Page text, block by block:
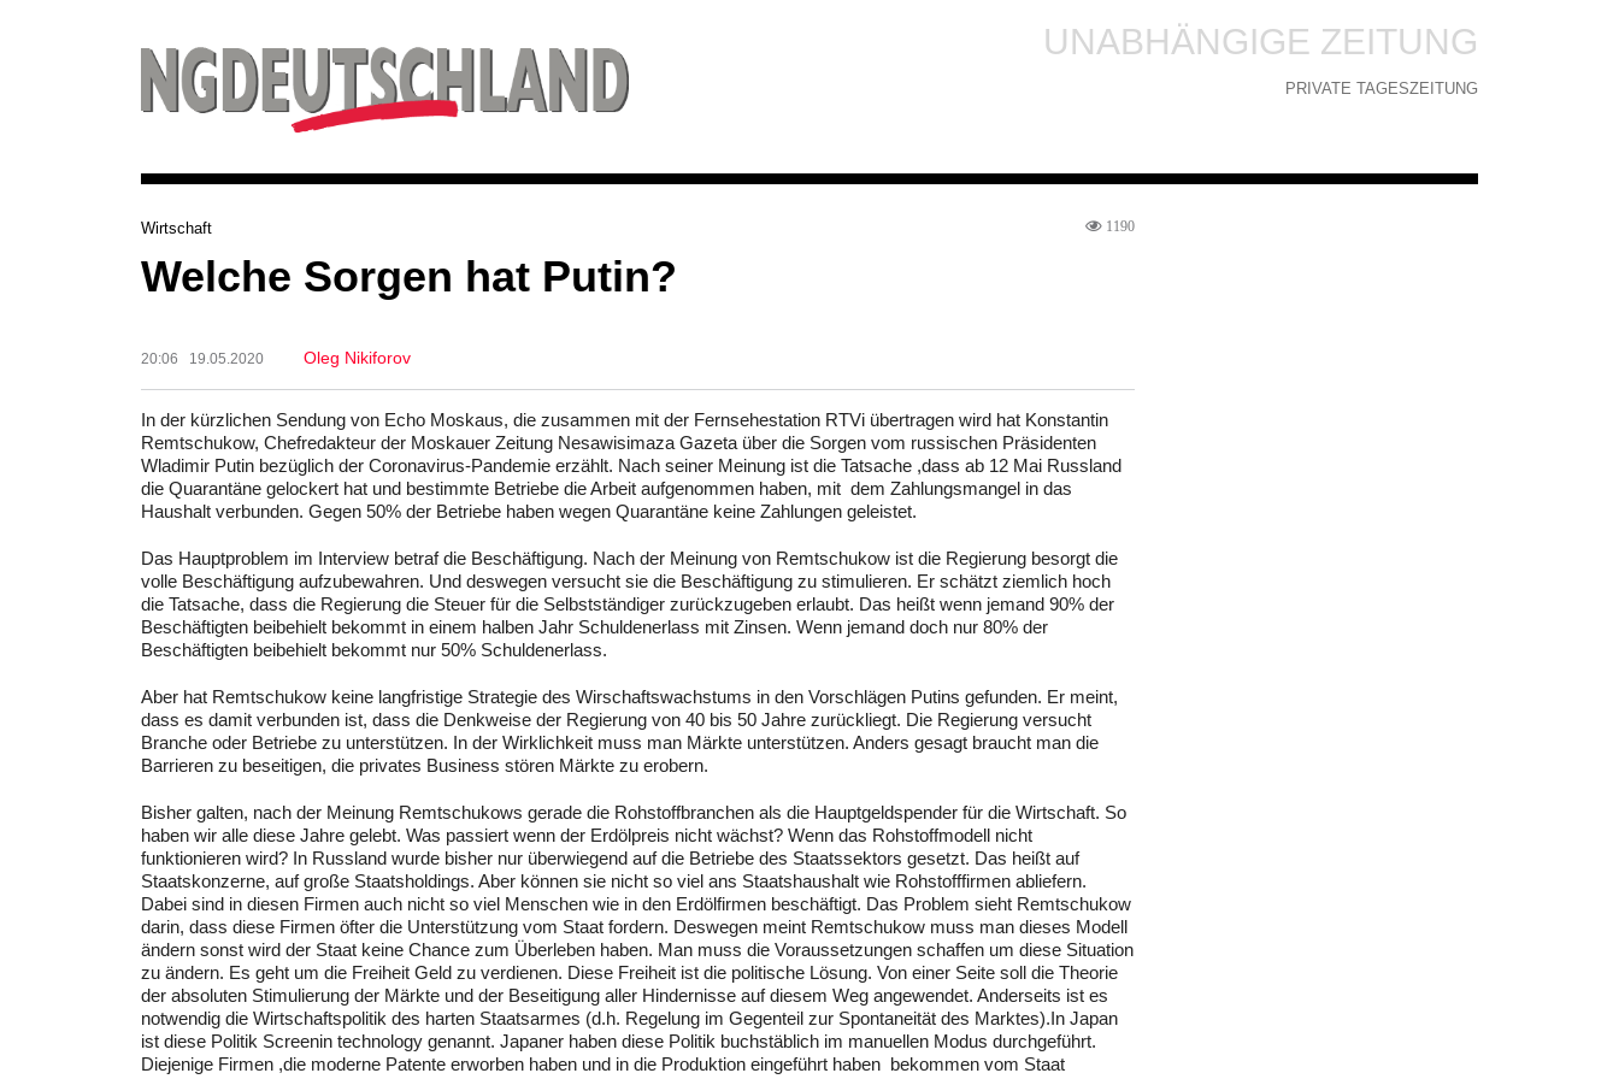
UNABHÄNGIGE ZEITUNG
PRIVATE TAGESZEITUNG
Wirtschaft 1190
Welche Sorgen hat Putin?
20:06 19.05.2020 Oleg Nikiforov
In der kürzlichen Sendung von Echo Moskaus, die zusammen mit der Fernsehestation RTVi übertragen wird hat Konstantin
Remtschukow, Chefredakteur der Moskauer Zeitung Nesawisimaza Gazeta über die Sorgen vom russischen Präsidenten
Wladimir Putin bezüglich der Coronavirus-Pandemie erzählt. Nach seiner Meinung ist die Tatsache ,dass ab 12 Mai Russland
die Quarantäne gelockert hat und bestimmte Betriebe die Arbeit aufgenommen haben, mit dem Zahlungsmangel in das
Haushalt verbunden. Gegen 50% der Betriebe haben wegen Quarantäne keine Zahlungen geleistet.
Das Hauptproblem im Interview betraf die Beschäftigung. Nach der Meinung von Remtschukow ist die Regierung besorgt die
volle Beschäftigung aufzubewahren. Und deswegen versucht sie die Beschäftigung zu stimulieren. Er schätzt ziemlich hoch
die Tatsache, dass die Regierung die Steuer für die Selbstständiger zurückzugeben erlaubt. Das heißt wenn jemand 90% der
Beschäftigten beibehielt bekommt in einem halben Jahr Schuldenerlass mit Zinsen. Wenn jemand doch nur 80% der
Beschäftigten beibehielt bekommt nur 50% Schuldenerlass.
Aber hat Remtschukow keine langfristige Strategie des Wirschaftswachstums in den Vorschlägen Putins gefunden. Er meint,
dass es damit verbunden ist, dass die Denkweise der Regierung von 40 bis 50 Jahre zurückliegt. Die Regierung versucht
Branche oder Betriebe zu unterstützen. In der Wirklichkeit muss man Märkte unterstützen. Anders gesagt braucht man die
Barrieren zu beseitigen, die privates Business stören Märkte zu erobern.
Bisher galten, nach der Meinung Remtschukows gerade die Rohstoffbranchen als die Hauptgeldspender für die Wirtschaft. So
haben wir alle diese Jahre gelebt. Was passiert wenn der Erdölpreis nicht wächst? Wenn das Rohstoffmodell nicht
funktionieren wird? In Russland wurde bisher nur überwiegend auf die Betriebe des Staatssektors gesetzt. Das heißt auf
Staatskonzerne, auf große Staatsholdings. Aber können sie nicht so viel ans Staatshaushalt wie Rohstofffirmen abliefern.
Dabei sind in diesen Firmen auch nicht so viel Menschen wie in den Erdölfirmen beschäftigt. Das Problem sieht Remtschukow
darin, dass diese Firmen öfter die Unterstützung vom Staat fordern. Deswegen meint Remtschukow muss man dieses Modell
ändern sonst wird der Staat keine Chance zum Überleben haben. Man muss die Voraussetzungen schaffen um diese Situation
zu ändern. Es geht um die Freiheit Geld zu verdienen. Diese Freiheit ist die politische Lösung. Von einer Seite soll die Theorie
der absoluten Stimulierung der Märkte und der Beseitigung aller Hindernisse auf diesem Weg angewendet. Anderseits ist es
notwendig die Wirtschaftspolitik des harten Staatsarmes (d.h. Regelung im Gegenteil zur Spontaneität des Marktes).In Japan
ist diese Politik Screenin technology genannt. Japaner haben diese Politik buchstäblich im manuellen Modus durchgeführt.
Diejenige Firmen ,die moderne Patente erworben haben und in die Produktion eingeführt haben bekommen vom Staat